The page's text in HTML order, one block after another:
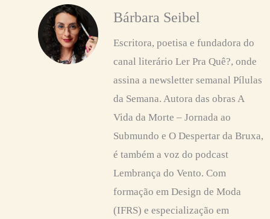
Bárbara Seibel
Escritora, poetisa e fundadora do
canal literário Ler Pra Quê?, onde
assina a newsletter semanal Pílulas
da Semana. Autora das obras A
Vida da Morte – Jornada ao
Submundo e O Despertar da Bruxa,
é também a voz do podcast
Lembrança do Vento. Com
formação em Design de Moda
(IFRS) e especialização em